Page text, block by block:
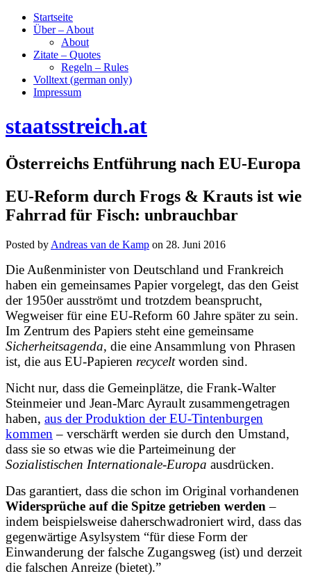
Startseite
Über – About
About
Zitate – Quotes
Regeln – Rules
Volltext (german only)
Impressum
staatsstreich.at
Österreichs Entführung nach EU-Europa
EU-Reform durch Frogs & Krauts ist wie
Fahrrad für Fisch: unbrauchbar
Posted by Andreas van de Kamp on 28. Juni 2016
Die Außenminister von Deutschland und Frankreich
haben ein gemeinsames Papier vorgelegt, das den Geist
der 1950er ausströmt und trotzdem beansprucht,
Wegweiser für eine EU-Reform 60 Jahre später zu sein.
Im Zentrum des Papiers steht eine gemeinsame
Sicherheitsagenda, die eine Ansammlung von Phrasen
ist, die aus EU-Papieren recyceltworden sind.
Nicht nur, dass die Gemeinplätze, die Frank-Walter
Steinmeier und Jean-Marc Ayrault zusammengetragen
haben, aus der Produktion der EU-Tintenburgen
kommen – verschärft werden sie durch den Umstand,
dass sie so etwas wie die Parteimeinung der
Sozialistischen Internationale-Europa ausdrücken.
Das garantiert, dass die schon im Original vorhandenen
Widersprüche auf die Spitze getrieben werden –
indem beispielsweise daherschwadroniert wird, dass das
gegenwärtige Asylsystem “für diese Form der
Einwanderung der falsche Zugangsweg (ist) und derzeit
die falschen Anreize (bietet).”